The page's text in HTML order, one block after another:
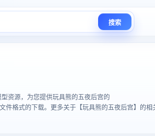
搜索
资源，为您提供玩具熊的五夜后宫的
格式的下载。更多关于【玩具熊的五夜后宫】的相